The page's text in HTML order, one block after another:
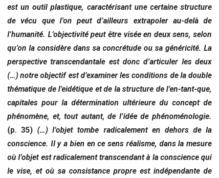
est un outil plastique, caractérisant une certaine structure
de vécu que l’on peut d’ailleurs extrapoler au-delà de
l’humanité. L’objectivité peut être visée en deux sens, selon
qu’on la considère dans sa concrétude ou sa généricité. La
perspective transcendantale est donc d’articuler les deux
(…) notre objectif est d’examiner les conditions de la double
thématique de l’eidétique et de la structure de l’en-tant-que,
capitales pour la détermination ultérieure du concept de
phénomène, et, tout autant, de l’idée de phénoménologie.
(p. 35) (…) l’objet tombe radicalement en dehors de la
conscience. Il y a bien en ce sens réalisme, dans la mesure
où l’objet est radicalement transcendant à la conscience qui
le vise, et où sa consistance propre est indépendante de